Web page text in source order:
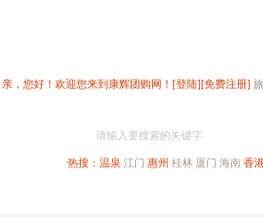
亲，您好！欢迎您来到康辉团购网！ [登陆][免费注册]
请输入要搜索的关键字
热搜： 温泉 江门 惠州 桂林 厦门 海南 香